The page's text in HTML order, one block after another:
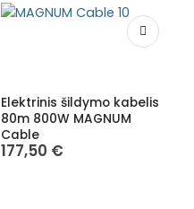
Elektrinis šildymo kabelis
80m 800W MAGNUM
Cable
177,50 €